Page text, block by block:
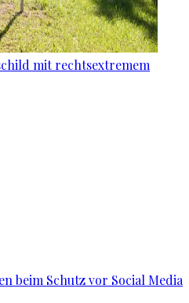
mit rechtsextremem
beim Schutz vor Social Media